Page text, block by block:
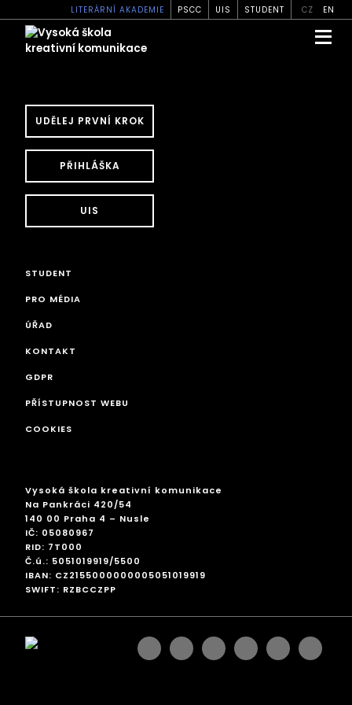
LITERÁRNÍ AKADEMIE PSCC UIS STUDENT CZ EN
UDĚLEJ PRVNÍ KROK
PŘIHLÁŠKA
UIS
STUDENT
PRO MÉDIA
ÚŘAD
KONTAKT
GDPR
PŘÍSTUPNOST WEBU
COOKIES
Vysoká škola kreativní komunikace
Na Pankráci 420/54
140 00 Praha 4 – Nusle
IČ: 05080967
RID: 7T000
Č.ú.: 5051019919/5500
IBAN: CZ2155000000005051019919
SWIFT: RZBCCZPP
facebookinstagram
linkedingoogleplus
pinterest
twitter